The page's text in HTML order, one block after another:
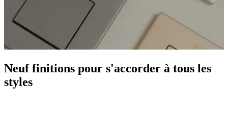
Neuf finitions pour s'accorder à tous les
styles